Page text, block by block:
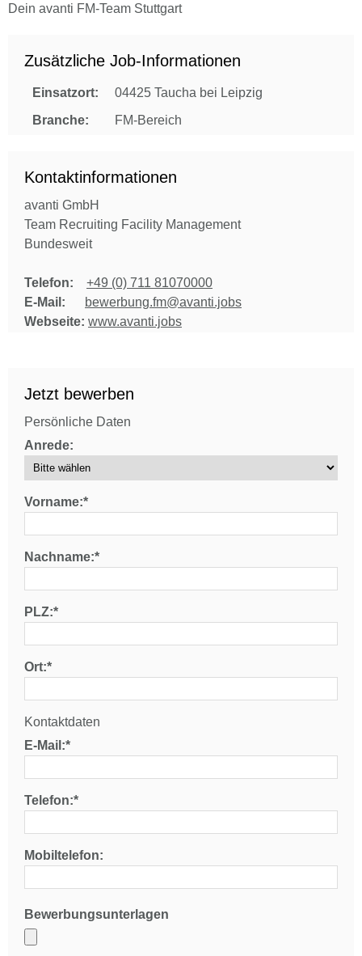
Dein avanti FM-Team Stuttgart
Zusätzliche Job-Informationen
Einsatzort:
04425 Taucha bei Leipzig
Branche:
FM-Bereich
Kontaktinformationen
avanti GmbH
Team Recruiting Facility Management
Bundesweit
Telefon:
+49 (0) 711 81070000
E-Mail:
bewerbung.fm@avanti.jobs
Webseite: www.avanti.jobs
Jetzt bewerben
Persönliche Daten
Anrede:
Vorname:*
Nachname:*
PLZ:*
Ort:*
Kontaktdaten
E-Mail:*
Telefon:*
Mobiltelefon:
Bewerbungsunterlagen